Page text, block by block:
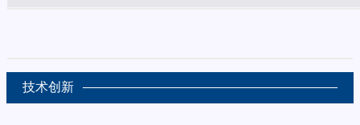
技术创新